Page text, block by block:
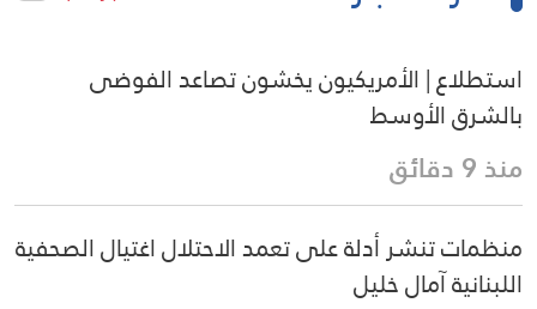
استطلاع | الأمريكيون يخشون تصاعد الفوضى
بالشرق الأوسط
منذ 9 دقائق
منظمات تنشر أدلة على تعمد الاحتلال اغتيال الصحفية
اللبنانية آمال خليل